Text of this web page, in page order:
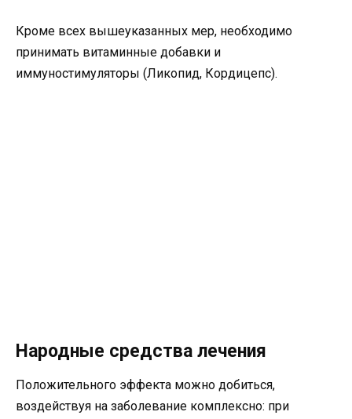
Кроме всех вышеуказанных мер, необходимо
принимать витаминные добавки и
иммуностимуляторы (Ликопид, Кордицепс).
Народные средства лечения
Положительного эффекта можно добиться,
воздействуя на заболевание комплексно: при